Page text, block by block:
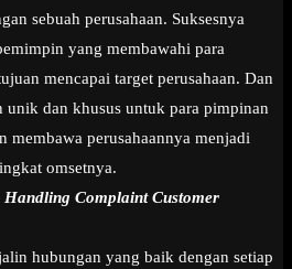
sebuah perusahaan. Suksesnya
yang membawahi para
mencapai target perusahaan. Dan
unik dan khusus untuk para pimpinan
membawa perusahaannya menjadi
omsetnya.
Complaint Customer
hubungan yang baik dengan setiap